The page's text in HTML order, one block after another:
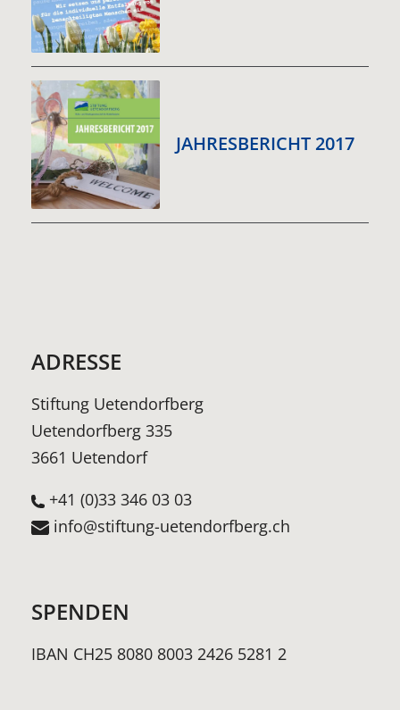
JAHRESBERICHT 2017
ADRESSE
Stiftung Uetendorfberg
Uetendorfberg 335
3661 Uetendorf
+41 (0)33 346 03 03
info@stiftung-uetendorfberg.ch
SPENDEN
IBAN CH25 8080 8003 2426 5281 2